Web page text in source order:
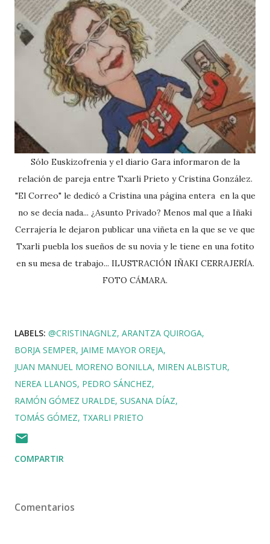
Sólo Euskizofrenia y el diario Gara informaron de la
relación de pareja entre Txarli Prieto y Cristina González.
"El Correo" le dedicó a Cristina una página entera en la que
no se decía nada... ¿Asunto Privado? Menos mal que a Iñaki
Cerrajería le dejaron publicar una viñeta en la que se ve que
Txarli puebla los sueños de su novia y le tiene en una fotito
en su mesa de trabajo... ILUSTRACIÓN IÑAKI CERRAJERÍA.
FOTO CÁMARA.
LABELS: @CRISTINAGNLZ ARANTZA QUIROGA
BORJA SEMPER JAIME MAYOR OREJA
JUAN MANUEL MORENO BONILLA MIREN ALBISTUR
NEREA LLANOS PEDRO SÁNCHEZ
RAMÓN GÓMEZ URALDE SUSANA DÍAZ
TOMÁS GÓMEZ TXARLI PRIETO
COMPARTIR
Comentarios